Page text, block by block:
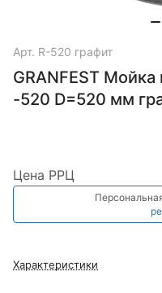
Арт. R-520 графит
GRANFEST Мойка
-520 D=520 мм
Цена РРЦ
Характеристики